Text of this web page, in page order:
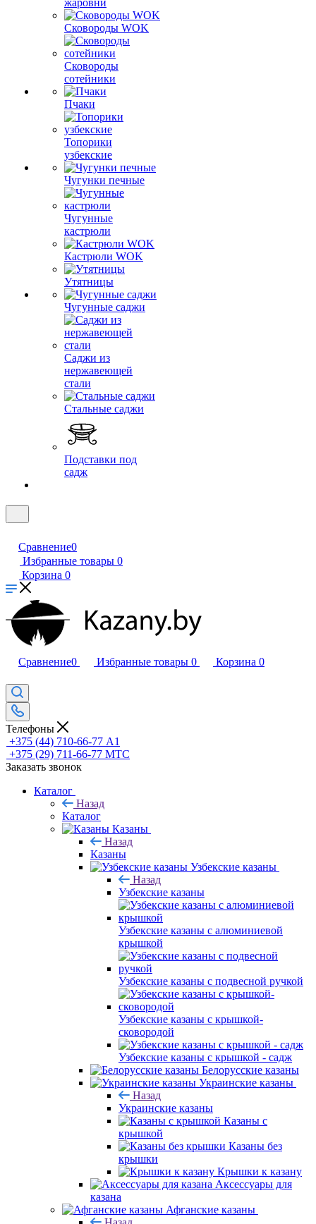
жаровни
Сковороды WOK
Сковороды
сотейники
Пчаки
Топорики
узбекские
Чугунки печные
Чугунные
кастрюли
Кастрюли WOK
Утятницы
Чугунные саджи
Саджи из
нержавеющей
стали
Стальные саджи
Подставки под
садж
Сравнение0
Избранные товары 0
Корзина 0
Сравнение0 Избранные товары 0 Корзина 0
Телефоны
+375 (44) 710-66-77 А1
+375 (29) 711-66-77 МТС
Заказать звонок
Каталог
Назад
Каталог
Казаны
Назад
Казаны
Узбекские казаны
Назад
Узбекские казаны
Узбекские казаны с алюминиевой
крышкой
Узбекские казаны с подвесной ручкой
Узбекские казаны с крышкой-
сковородой
Узбекские казаны с крышкой - садж
Белорусские казаны
Украинские казаны
Назад
Украинские казаны
Казаны с
крышкой
Казаны без
крышки
Крышки к казану
Аксессуары для
казана
Афганские казаны